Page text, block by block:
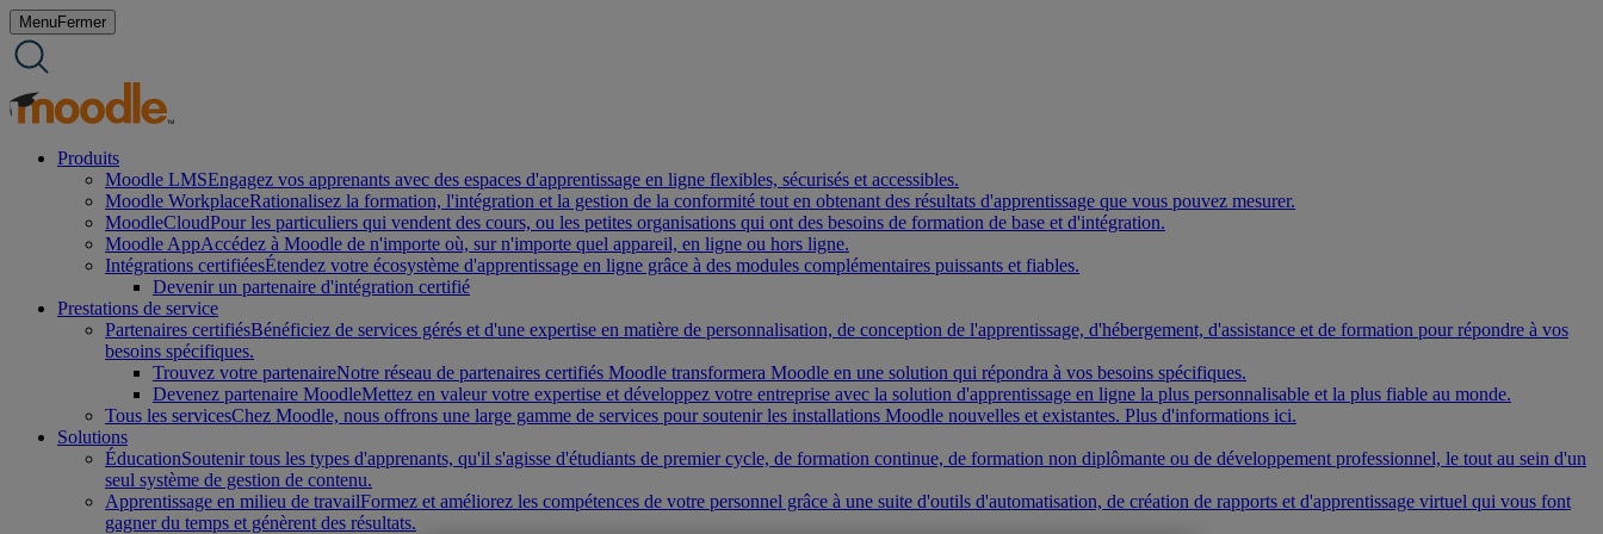
Aller
au
contenu
MenuFermer
Produits
Moodle LMSEngagez vos apprenants avec des espaces d'apprentissage en ligne flexibles, sécurisés et accessibles.
Moodle WorkplaceRationalisez la formation, l'intégration et la gestion de la conformité tout en obtenant des résultats d'apprentissage que vous pouvez mesurer.
MoodleCloudPour les particuliers qui vendent des cours, ou les petites organisations qui ont des besoins de formation de base et d'intégration.
Moodle AppAccédez à Moodle de n'importe où, sur n'importe quel appareil, en ligne ou hors ligne.
Intégrations certifiéesÉtendez votre écosystème d'apprentissage en ligne grâce à des modules complémentaires puissants et fiables.
Devenir un partenaire d'intégration certifié
Prestations de service
Partenaires certifiésBénéficiez de services gérés et d'une expertise en matière de personnalisation, de conception de l'apprentissage, d'hébergement, d'assistance et de formation pour répondre à vos
besoins spécifiques.
Trouvez votre partenaireNotre réseau de partenaires certifiés Moodle transformera Moodle en une solution qui répondra à vos besoins spécifiques.
Devenez partenaire MoodleMettez en valeur votre expertise et développez votre entreprise avec la solution d'apprentissage en ligne la plus personnalisable et la plus fiable au monde.
Tous les servicesChez Moodle, nous offrons une large gamme de services pour soutenir les installations Moodle nouvelles et existantes. Plus d'informations ici.
Solutions
ÉducationSoutenir tous les types d'apprenants, qu'il s'agisse d'étudiants de premier cycle, de formation continue, de formation non diplômante ou de développement professionnel, le tout au sein d'un
seul système de gestion de contenu.
Apprentissage en milieu de travailFormez et améliorez les compétences de votre personnel grâce à une suite d'outils d'automatisation, de création de rapports et d'apprentissage virtuel qui vous font
gagner du temps et génèrent des résultats.